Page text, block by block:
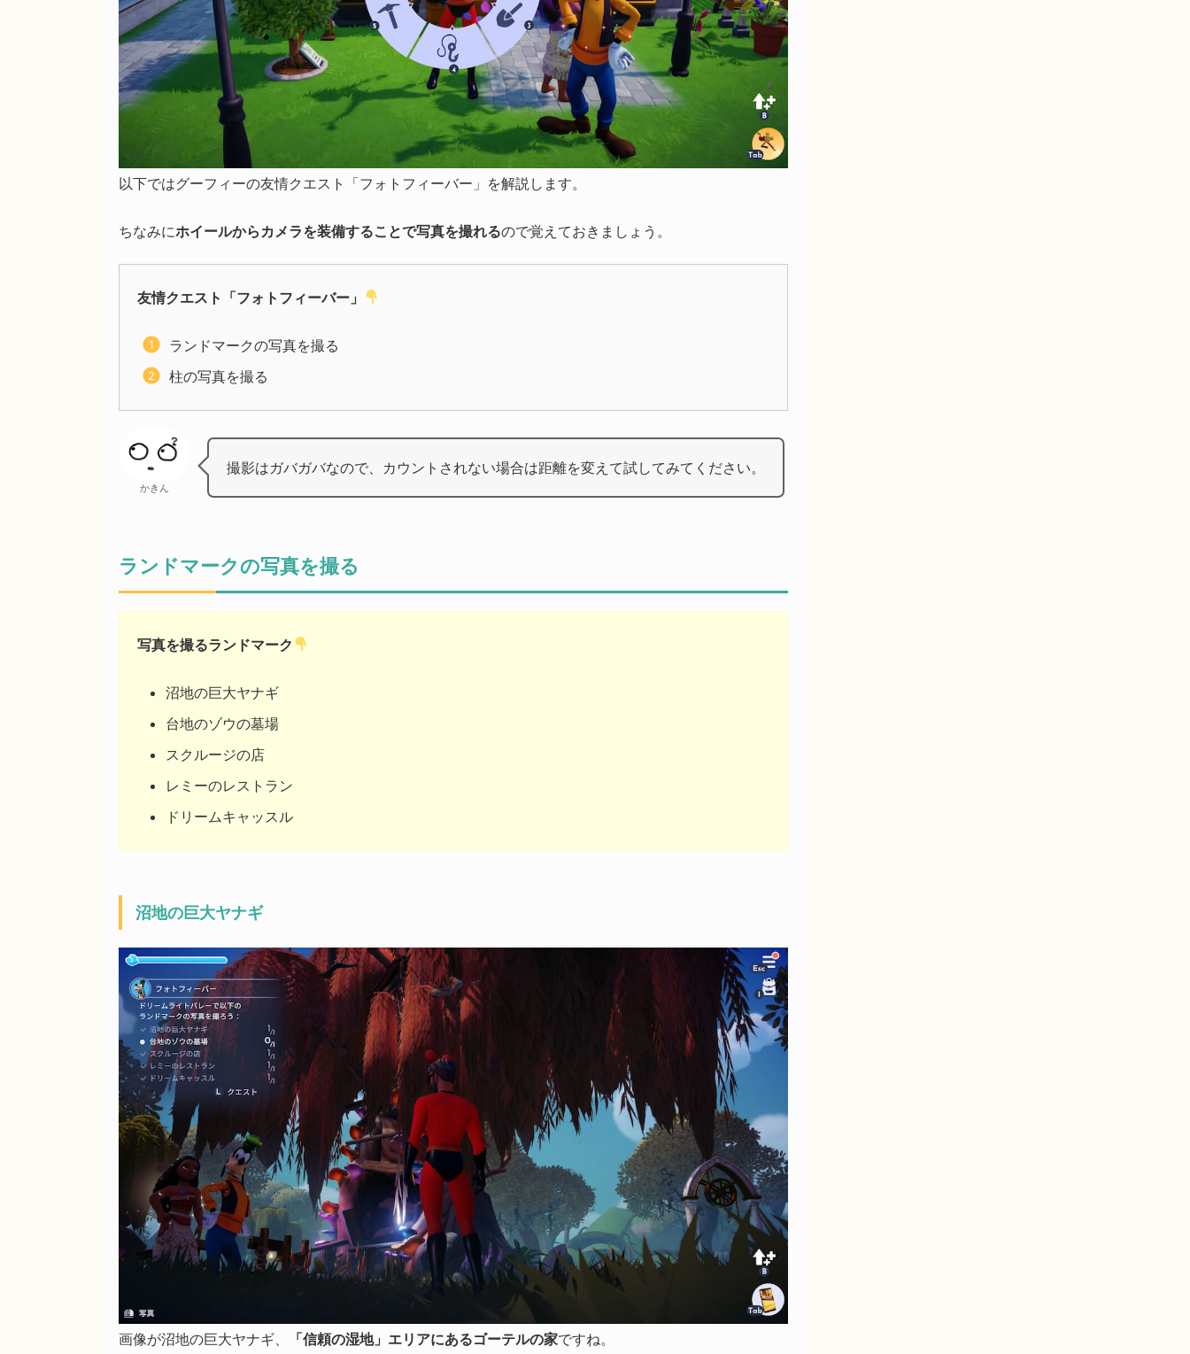
以下ではグーフィーの友情クエスト「フォトフィーバー」を解説します。
ちなみにホイールからカメラを装備することで写真を撮れるので覚えておきましょう。
友情クエスト「フォトフィーバー」
ランドマークの写真を撮る
柱の写真を撮る
かきん
撮影はガバガバなので、カウントされない場合は距離を変えて試してみてください。
ランドマークの写真を撮る
写真を撮るランドマーク
沼地の巨大ヤナギ
台地のゾウの墓場
スクルージの店
レミーのレストラン
ドリームキャッスル
沼地の巨大ヤナギ
画像が沼地の巨大ヤナギ、 「信頼の湿地」エリアにあるゴーテルの家ですね。